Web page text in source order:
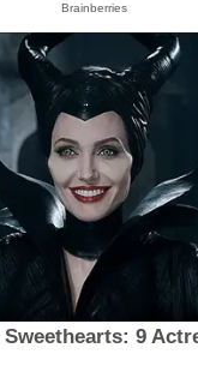
Brainberries
9